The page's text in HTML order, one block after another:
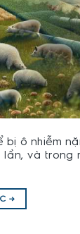
ô nhiễm
và trong
→